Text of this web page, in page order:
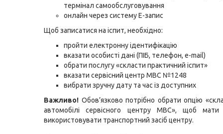
термінал самообслуговування
онлайн через систему Е-запис
Щоб записатися на іспит, необхідно:
пройти електронну ідентифікацію
вказати особисті дані (ПІБ, телефон, e-mail)
обрати послугу «скласти практичний іспит»
вказати сервісний центр МВС №1248
вибрати зручну дату та час із доступних
Важливо! Обов’язково потрібно обрати опцію
автомобілі сервісного центру МВС», щоб мати
використовувати транспортний засіб центру.